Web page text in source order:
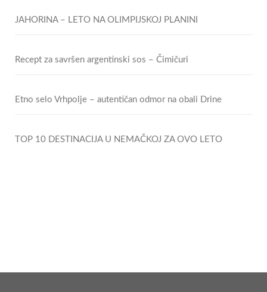
JAHORINA – LETO NA OLIMPIJSKOJ PLANINI
Recept za savršen argentinski sos – Čimičuri
Etno selo Vrhpolje – autentičan odmor na obali Drine
TOP 10 DESTINACIJA U NEMAČKOJ ZA OVO LETO